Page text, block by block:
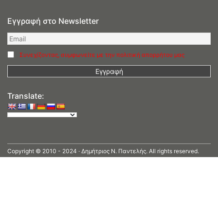
Εγγραφή στο Newsletter
Συνεχίζοντας, συμφωνείτε με την πολιτική απορρήτου μας
Translate:
Copyright © 2010 - 2024 · Δημήτριος N. Παντελής. All rights reserved.